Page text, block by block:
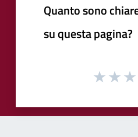
Quanto sono
su questa pagina?